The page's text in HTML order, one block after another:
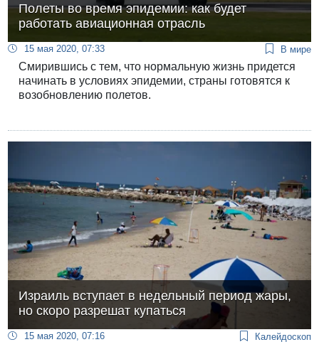
Полеты во время эпидемии: как будет
работать авиационная отрасль
15 мая 2020, 07:33 В мире
Смирившись с тем, что нормальную жизнь придется
начинать в условиях эпидемии, страны готовятся к
возобновлению полетов.
Израиль вступает в недельный период жары,
но скоро разрешат купаться
15 мая 2020, 07:16 Калейдоскоп